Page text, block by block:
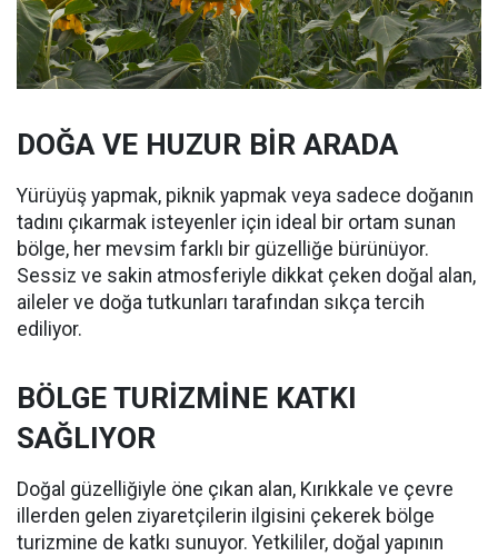
DOĞA VE HUZUR BİR ARADA
Yürüyüş yapmak, piknik yapmak veya sadece doğanın
tadını çıkarmak isteyenler için ideal bir ortam sunan
bölge, her mevsim farklı bir güzelliğe bürünüyor.
Sessiz ve sakin atmosferiyle dikkat çeken doğal alan,
aileler ve doğa tutkunları tarafından sıkça tercih
ediliyor.
BÖLGE TURİZMİNE KATKI
SAĞLIYOR
Doğal güzelliğiyle öne çıkan alan, Kırıkkale ve çevre
illerden gelen ziyaretçilerin ilgisini çekerek bölge
turizmine de katkı sunuyor. Yetkililer, doğal yapının